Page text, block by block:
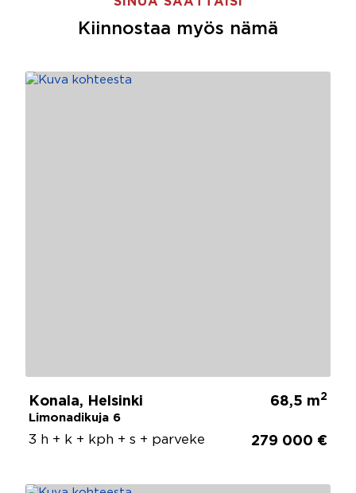
Kiinnostaa myös nämä
Konala, Helsinki
Limonadikuja 6
68,5 m2
3 h + k + kph + s + parveke 279 000 €